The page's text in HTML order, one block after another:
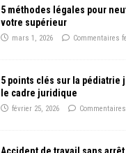
5 méthodes légales pour
votre supérieur
mars 1, 2026 Commentaires
5 points clés sur la pédiatrie
le cadre juridique
février 25, 2026